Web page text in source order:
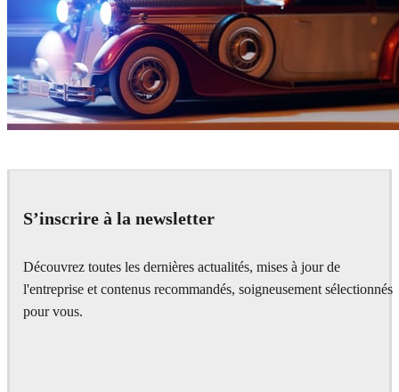
S’inscrire à la newsletter
Découvrez toutes les dernières actualités, mises à jour de
l'entreprise et contenus recommandés, soigneusement sélectionnés
pour vous.